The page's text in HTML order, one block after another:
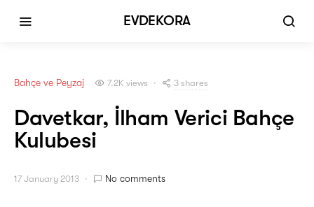
EVDEKORA
Bahçe ve Peyzaj 7.2K views 3 shares
Davetkar, İlham Verici Bahçe
Kulubesi
17 January 2013 No comments